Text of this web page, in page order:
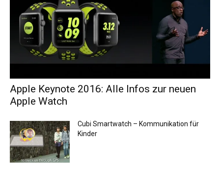
Apple Keynote 2016: Alle Infos zur neuen
Apple Watch
Cubi Smartwatch – Kommunikation für
Kinder